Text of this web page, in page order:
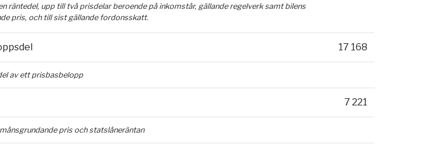
räntedel, upp till två prisdelar beroende på inkomstår, gällande regelverk samt bilens
pris, och till sist gällande fordonsskatt.
17 168
av ett prisbasbelopp
7 221
pris och statslåneräntan